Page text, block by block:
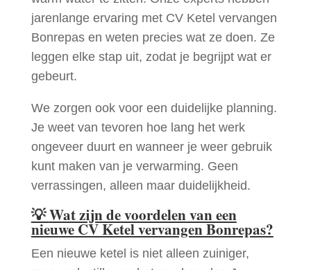
jarenlange ervaring met CV Ketel vervangen
Bonrepas en weten precies wat ze doen. Ze
leggen elke stap uit, zodat je begrijpt wat er
gebeurt.
We zorgen ook voor een duidelijke planning.
Je weet van tevoren hoe lang het werk
ongeveer duurt en wanneer je weer gebruik
kunt maken van je verwarming. Geen
verrassingen, alleen maar duidelijkheid.
💡Wat zijn de voordelen van een
nieuwe CV Ketel vervangen Bonrepas?
Een nieuwe ketel is niet alleen zuiniger,